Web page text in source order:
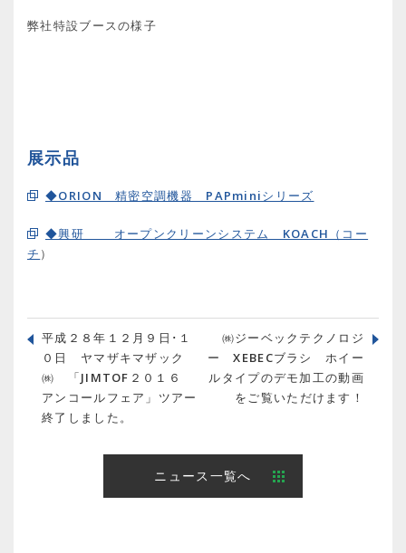
弊社特設ブースの様子
展示品
◆ORION 精密空調機器 PAPminiシリーズ
◆興研 オープンクリーンシステム KOACH（コー
チ ）
平成２８年１２月９日･１
０日 ヤマザキマザック
㈱ 「JIMTOF２０１６
アンコールフェア」ツアー
終了しました。
㈱ジーベックテクノロジ
ー XEBECブラシ ホイー
ルタイプのデモ加工の動画
をご覧いただけます！
ニュース一覧へ